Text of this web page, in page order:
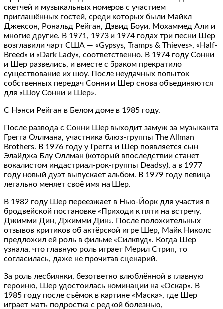
скетчей и музыкальных номеров с участием
приглашённых гостей, среди которых были Майкл
Джексон, Рональд Рейган, Дэвид Боуи, Мохаммед Али и
многие другие. В 1971, 1973 и 1974 годах три песни Шер
возглавили чарт США — «Gypsys, Tramps & Thieves», «Half-
Breed» и «Dark Lady», соответственно. В 1974 году Сонни
и Шер развелись, и вместе с браком прекратило
существование их шоу. После неудачных попыток
собственных передач Сонни и Шер снова объединяются
для «Шоу Сонни и Шер».
С Нэнси Рейган в Белом доме в 1985 году.
После развода с Сонни Шер выходит замуж за музыканта
Грегга Оллмана, участника блюз-группы The Allman
Brothers. В 1976 году у Грегга и Шер появляется сын
Элайджа Блу Оллман (который впоследствии станет
вокалистом индастриал-рок-группы Deadsy), а в 1977
году новый дуэт выпускает альбом. В 1979 году певица
легально меняет своё имя на Шер.
В 1982 году Шер переезжает в Нью-Йорк для участия в
бродвейской постановке «Приходи к пяти на встречу,
Джимми Дин, Джимми Дин». После положительных
отзывов критиков об актёрской игре Шер, Майк Николс
предложил ей роль в фильме «Силквуд». Когда Шер
узнала, что главную роль играет Мерил Стрип, то
согласилась, даже не прочитав сценарий.
За роль лесбиянки, безответно влюблённой в главную
героиню, Шер удостоилась номинации на «Оскар». В
1985 году после съёмок в картине «Маска», где Шер
играет мать подростка с редкой болезнью,